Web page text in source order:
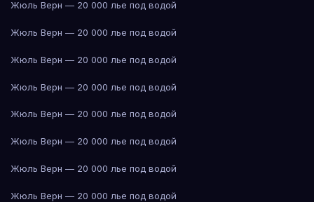
Жюль Верн — 20 000 лье под водой
Жюль Верн — 20 000 лье под водой
Жюль Верн — 20 000 лье под водой
Жюль Верн — 20 000 лье под водой
Жюль Верн — 20 000 лье под водой
Жюль Верн — 20 000 лье под водой
Жюль Верн — 20 000 лье под водой
Жюль Верн — 20 000 лье под водой